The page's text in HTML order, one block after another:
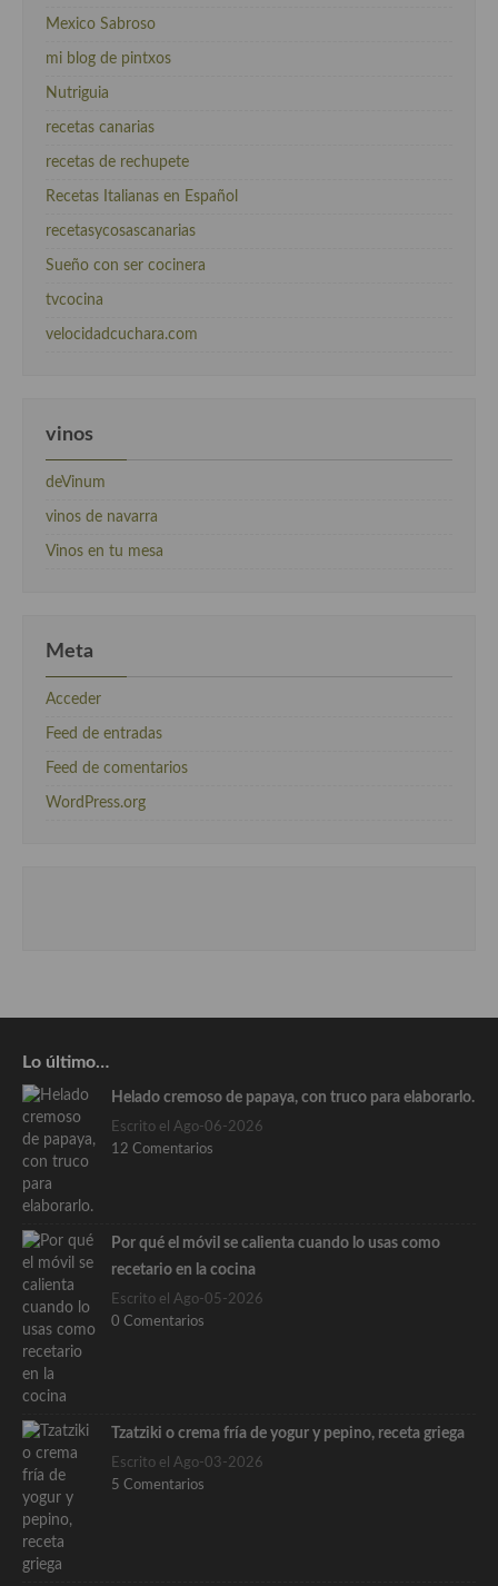
Mexico Sabroso
mi blog de pintxos
Nutriguia
recetas canarias
recetas de rechupete
Recetas Italianas en Español
recetasycosascanarias
Sueño con ser cocinera
tvcocina
velocidadcuchara.com
vinos
deVinum
vinos de navarra
Vinos en tu mesa
Meta
Acceder
Feed de entradas
Feed de comentarios
WordPress.org
Lo último…
Helado cremoso de papaya, con truco para elaborarlo.
Escrito el Ago-06-2026
12 Comentarios
Por qué el móvil se calienta cuando lo usas como
recetario en la cocina
Escrito el Ago-05-2026
0 Comentarios
Tzatziki o crema fría de yogur y pepino, receta griega
Escrito el Ago-03-2026
5 Comentarios